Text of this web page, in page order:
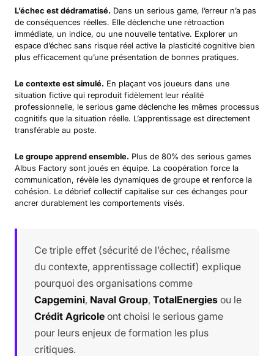
L’échec est dédramatisé. Dans un serious game, l’erreur n’a pas
de conséquences réelles. Elle déclenche une rétroaction
immédiate, un indice, ou une nouvelle tentative. Explorer un
espace d’échec sans risque réel active la plasticité cognitive bien
plus efficacement qu’une présentation de bonnes pratiques.
Le contexte est simulé. En plaçant vos joueurs dans une
situation fictive qui reproduit fidèlement leur réalité
professionnelle, le serious game déclenche les mêmes processus
cognitifs que la situation réelle. L’apprentissage est directement
transférable au poste.
Le groupe apprend ensemble. Plus de 80% des serious games
Albus Factory sont joués en équipe. La coopération force la
communication, révèle les dynamiques de groupe et renforce la
cohésion. Le débrief collectif capitalise sur ces échanges pour
ancrer durablement les comportements visés.
Ce triple effet (sécurité de l’échec, réalisme
du contexte, apprentissage collectif) explique
pourquoi des organisations comme
Capgemini, Naval Group, TotalEnergies ou le
Crédit Agricole ont choisi le serious game
pour leurs enjeux de formation les plus
critiques.